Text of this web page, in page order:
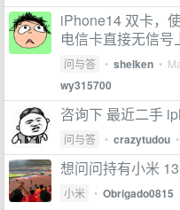
iPhone14 双卡，
电信卡直接无信号
问与答 • shelken •
wy315700
咨询下 最近二手
问与答 • crazytudou •
想问问持有小米
小米 • Obrigado0815